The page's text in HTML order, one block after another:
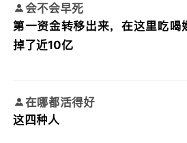
会不会早死
第一资金转移出来，在这里吃喝
掉了近10亿
在哪都活得好
这四种人